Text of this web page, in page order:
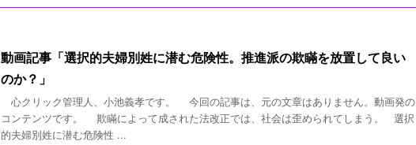
動画記事「選択的夫婦別姓に潜む危険性。推進派の欺瞞を放置して良い
のか？」
心クリック管理人、小池義孝です。 今回の記事は、元の文章はありません。動画発の
コンテンツです。 欺瞞によって成された法改正では、社会は歪められてしまう。 選択
的夫婦別姓に潜む危険性 ...